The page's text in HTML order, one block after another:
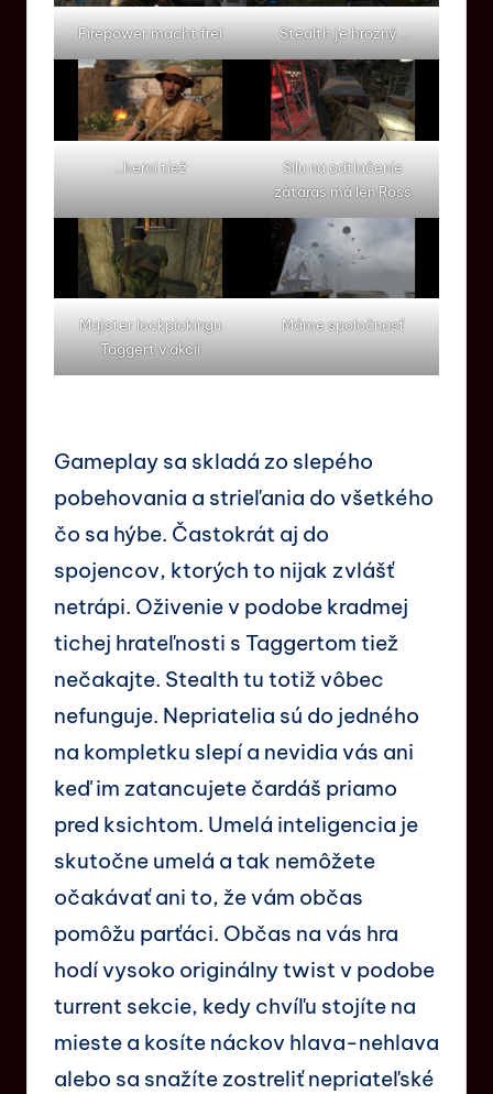
Firepower macht frei Stealth je hrozný…
…herci tiež
Silu na odtlačenie
zátaras má len Ross
Majster lockpickingu
Taggert v akcii
Máme spoločnosť
Gameplay sa skladá zo slepého
pobehovania a strieľania do všetkého
čo sa hýbe. Častokrát aj do
spojencov, ktorých to nijak zvlášť
netrápi. Oživenie v podobe kradmej
tichej hrateľnosti s Taggertom tiež
nečakajte. Stealth tu totiž vôbec
nefunguje. Nepriatelia sú do jedného
na kompletku slepí a nevidia vás ani
keď im zatancujete čardáš priamo
pred ksichtom. Umelá inteligencia je
skutočne umelá a tak nemôžete
očakávať ani to, že vám občas
pomôžu parťáci. Občas na vás hra
hodí vysoko originálny twist v podobe
turrent sekcie, kedy chvíľu stojíte na
mieste a kosíte náckov hlava-nehlava
alebo sa snažíte zostreliť nepriateľské